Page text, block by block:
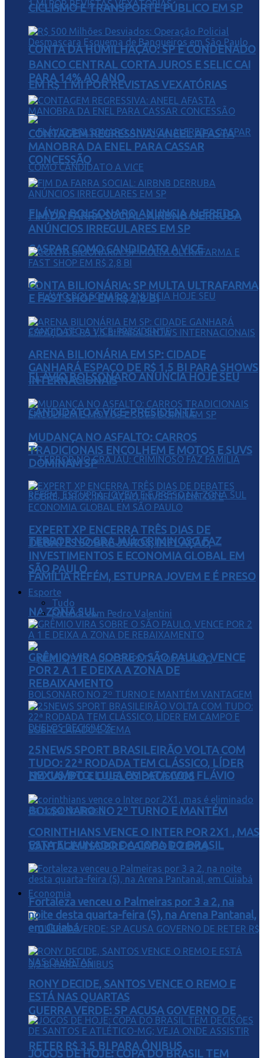
CONTA DA HUMILHAÇÃO: SP É CONDENADO
EM R$ 1 MI POR REVISTAS VEXATÓRIAS
FLÁVIO BOLSONARO ANUNCIA ALFREDO
GASPAR COMO CANDIDATO A VICE
FLÁVIO BOLSONARO ANUNCIA HOJE SEU
CANDIDATO A VICE-PRESIDENTE
TERROR NO GRAJAÚ: CRIMINOSO FAZ
FAMÍLIA REFÉM, ESTUPRA JOVEM E É PRESO
NA ZONA SUL
NEXUS/BTG: LULA EMPATA COM FLÁVIO
BOLSONARO NO 2º TURNO E MANTÉM
VANTAGEM SOBRE CAIADO E ZEMA
Economia
GUERRA VERDE: SP ACUSA GOVERNO DE
RETER R$ 3,5 BI PARA ÔNIBUS
CICLISMO E TRANSPORTE PÚBLICO EM SP
BANCO CENTRAL CORTA JUROS E SELIC CAI
PARA 14% AO ANO
CONTAGEM REGRESSIVA: ANEEL AFASTA
MANOBRA DA ENEL PARA CASSAR
CONCESSÃO
FIM DA FARRA SOCIAL: AIRBNB DERRUBA
ANÚNCIOS IRREGULARES EM SP
CONTA BILIONÁRIA: SP MULTA ULTRAFARMA
E FAST SHOP EM R$ 2,8 BI
ARENA BILIONÁRIA EM SP: CIDADE
GANHARÁ ESPAÇO DE R$ 1,5 BI PARA SHOWS
INTERNACIONAIS
MUDANÇA NO ASFALTO: CARROS
TRADICIONAIS ENCOLHEM E MOTOS E SUVS
DOMINAM SP
EXPERT XP ENCERRA TRÊS DIAS DE
DEBATES SOBRE JUROS, INFLAÇÃO,
INVESTIMENTOS E ECONOMIA GLOBAL EM
SÃO PAULO
Esporte
Tudo
Futebol com Pedro Valentini
GRÊMIO VIRA SOBRE O SÃO PAULO, VENCE
POR 2 A 1 E DEIXA A ZONA DE
REBAIXAMENTO
25NEWS SPORT BRASILEIRÃO VOLTA COM
TUDO: 22ª RODADA TEM CLÁSSICO, LÍDER
EM CAMPO E DUELOS DECISIVOS
CORINTHIANS VENCE O INTER POR 2X1 , MAS
ESTA ELIMINADO DA COPA DO BRASIL
Fortaleza venceu o Palmeiras por 3 a 2, na
noite desta quarta-feira (5), na Arena Pantanal,
em Cuiabá
RONY DECIDE, SANTOS VENCE O REMO E
ESTÁ NAS QUARTAS
JOGOS DE HOJE: COPA DO BRASIL TEM